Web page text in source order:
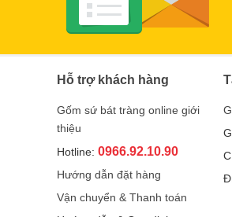
Hỗ trợ khách hàng
Gốm sứ bát tràng online giới
thiệu
Hotline: 0966.92.10.90
Hướng dẫn đặt hàng
Vận chuyển & Thanh toán